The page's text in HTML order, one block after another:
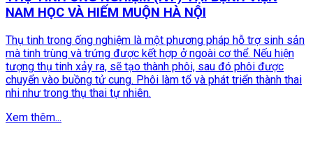
NAM HỌC VÀ HIẾM MUỘN HÀ NỘI
Thụ tinh trong ống nghiệm là một phương pháp hỗ trợ sinh sản
mà tinh trùng và trứng được kết hợp ở ngoài cơ thể. Nếu hiện
tượng thụ tinh xảy ra, sẽ tạo thành phôi, sau đó phôi được
chuyển vào buồng tử cung. Phôi làm tổ và phát triển thành thai
nhi như trong thụ thai tự nhiên.
Xem thêm...